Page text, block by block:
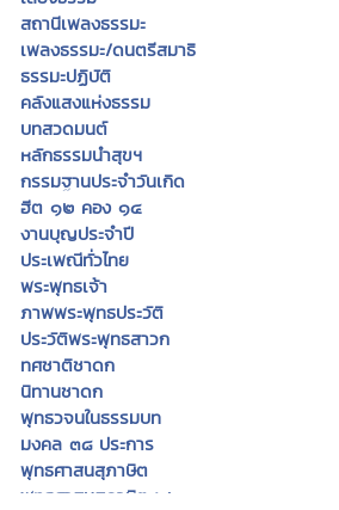
สถานีเพลงธรรมะ
เพลงธรรมะ/ดนตรีสมาธิ
ธรรมะปฏิบัติ
คลังแสงแห่งธรรม
บทสวดมนต์
หลักธรรมนำสุขฯ
กรรมฐานประจำวันเกิด
ฮีต ๑๒ คอง ๑๔
งานบุญประจำปี
ประเพณีทั่วไทย
พระพุทธเจ้า
ภาพพระพุทธประวัติ
ประวัติพระพุทธสาวก
ทศชาติชาดก
นิทานชาดก
พุทธวจนในธรรมบท
มงคล ๓๘ ประการ
พุทธศาสนสุภาษิต
พุทธศาสนสุภาษิต ๖๒๑